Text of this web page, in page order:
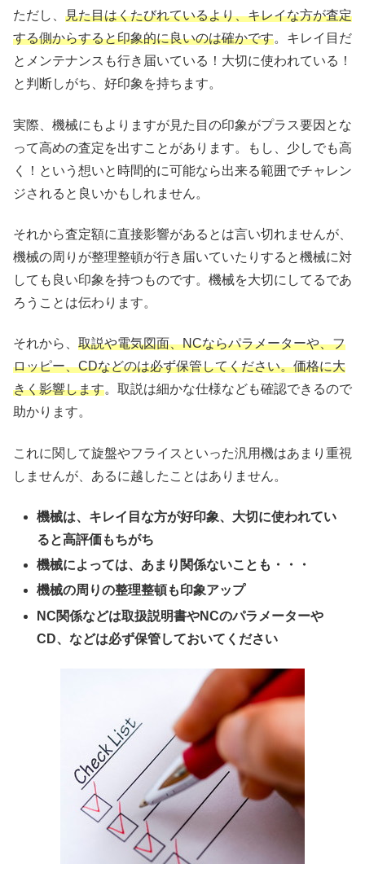
ただし、 見た目はくたびれているより、キレイな方が査定
する側からすると印象的に良いのは確かです。キレイ目だ
とメンテナンスも行き届いている！大切に使われている！
と判断しがち、好印象を持ちます。
実際、機械にもよりますが見た目の印象がプラス要因とな
って高めの査定を出すことがあります。もし、少しでも高
く！という想いと時間的に可能なら出来る範囲でチャレン
ジされると良いかもしれません。
それから査定額に直接影響があるとは言い切れませんが、
機械の周りが整理整頓が行き届いていたりすると機械に対
しても良い印象を持つものです。機械を大切にしてるであ
ろうことは伝わります。
それから、 取説や電気図面、NCならパラメーターや、フ
ロッピー、CDなどのは必ず保管してください。価格に大
きく影響します。取説は細かな仕様なども確認できるので
助かります。
これに関して旋盤やフライスといった汎用機はあまり重視
しませんが、あるに越したことはありません。
機械は、キレイ目な方が好印象、大切に使われてい
ると高評価もちがち
機械によっては、あまり関係ないことも・・・
機械の周りの整理整頓も印象アップ
NC関係などは取扱説明書やNCのパラメーターや
CD、などは必ず保管しておいてください